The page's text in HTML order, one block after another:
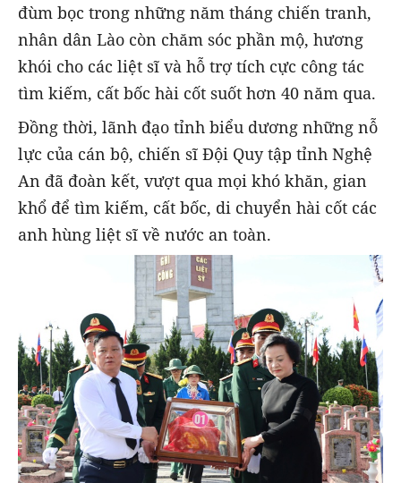
đùm bọc trong những năm tháng chiến tranh,
nhân dân Lào còn chăm sóc phần mộ, hương
khói cho các liệt sĩ và hỗ trợ tích cực công tác
tìm kiếm, cất bốc hài cốt suốt hơn 40 năm qua.
Đồng thời, lãnh đạo tỉnh biểu dương những nỗ
lực của cán bộ, chiến sĩ Đội Quy tập tỉnh Nghệ
An đã đoàn kết, vượt qua mọi khó khăn, gian
khổ để tìm kiếm, cất bốc, di chuyển hài cốt các
anh hùng liệt sĩ về nước an toàn.